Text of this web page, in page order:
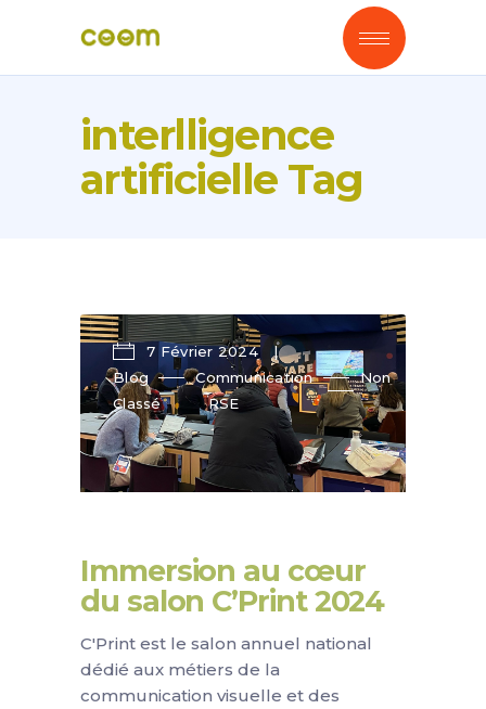
interlligence
artificielle Tag
7 Février 2024
Blog
Communication
Non
Classé
RSE
Immersion au cœur
du salon C’Print 2024
C'Print est le salon annuel national
dédié aux métiers de la
communication visuelle et des